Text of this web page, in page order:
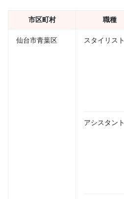
市区町村 職種
仙台市青葉区 スタイリスト
アシスタント